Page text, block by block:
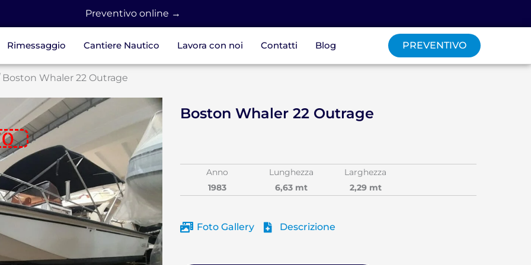
Preventivo online →
Rimessaggio Cantiere Nautico Lavora con noi Contatti Blog PREVENTIVO
Boston Whaler 22 Outrage
Boston Whaler 22 Outrage
Anno
1983
Lunghezza
6,63 mt
Larghezza
2,29 mt
Foto Gallery Descrizione